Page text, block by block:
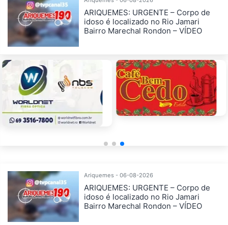
ARIQUEMES: URGENTE – Corpo de
idoso é localizado no Rio Jamari
Bairro Marechal Rondon – VÍDEO
Ariquemes - 06-08-2026
ARIQUEMES: URGENTE – Corpo de
idoso é localizado no Rio Jamari
Bairro Marechal Rondon – VÍDEO